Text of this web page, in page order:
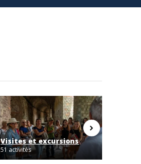
Visites et excursions
51 activités